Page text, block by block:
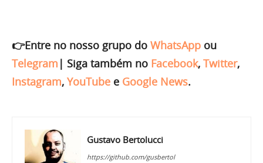
👉Entre no nosso grupo do WhatsApp ou
Telegram | Siga também no Facebook, Twitter,
Instagram, YouTube e Google News.
Gustavo Bertolucci
https://github.com/gusbertol